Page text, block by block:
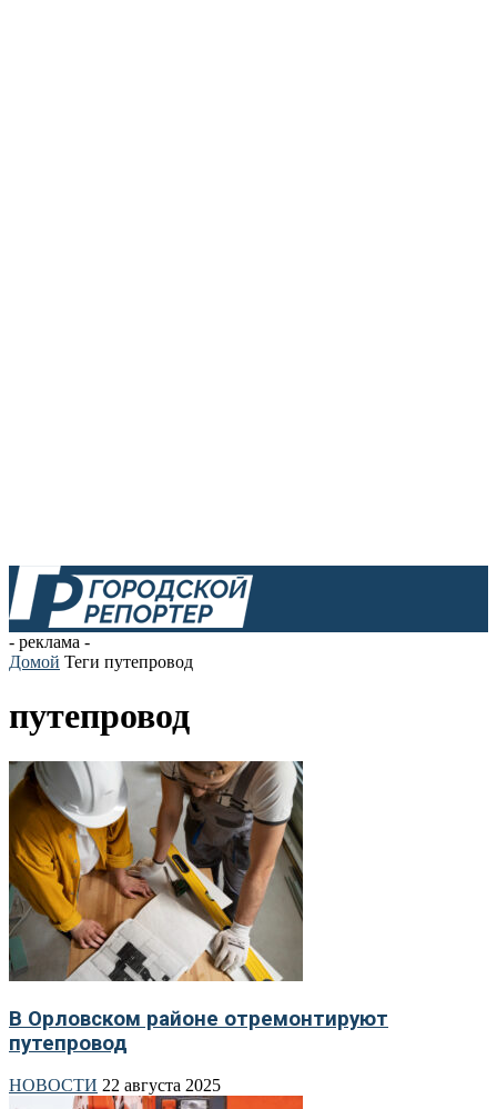
- реклама -
Домой Теги путепровод
путепровод
В Орловском районе отремонтируют
путепровод
НОВОСТИ 22 августа 2025